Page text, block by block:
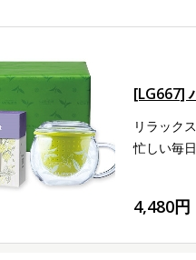
[LG667]
リラック
忙しい毎
4,480円